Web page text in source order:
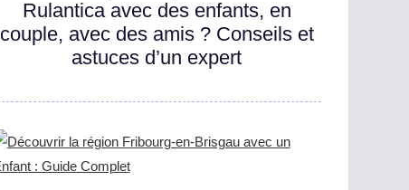
Rulantica avec des enfants, en
couple, avec des amis ? Conseils et
astuces d’un expert